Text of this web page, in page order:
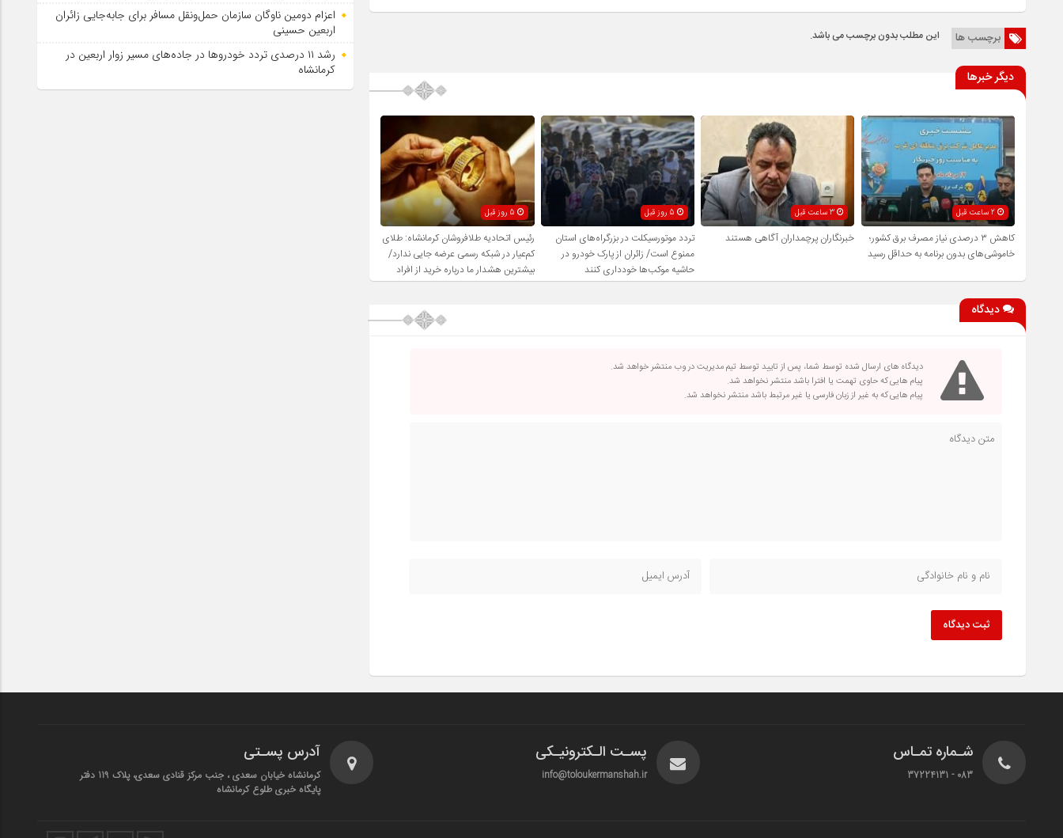
برچسب ها این مطلب بدون برچسب می باشد.
دیگر خبرها
2 ساعت قبل
کاهش ۳ درصدی نیاز مصرف برق کشور؛
خاموشی‌های بدون برنامه به حداقل رسید
3 ساعت قبل
خبرنگاران پرچمداران آگاهی هستند
تردد موتورسیکلت در بزرگراه‌های استان
ممنوع است/ زائران از پارک خودرو در
حاشیه موکب‌ها خودداری کنند
رئیس اتحادیه طلافروشان کرمانشاه: طلای
کم‌عیار در شبکه رسمی عرضه جایی ندارد/
بیشترین هشدار ما درباره خرید از افراد
فاقد صلاحیت است
دیدگاه
دیدگاه های ارسال شده توسط شما، پس از تایید توسط تیم مدیریت در وب منتشر خواهد شد.
پیام هایی که حاوی تهمت یا افترا باشد منتشر نخواهد شد.
پیام هایی که به غیر از زبان فارسی یا غیر مرتبط باشد منتشر نخواهد شد.
ثبت دیدگاه
اعزام دومین ناوگان سازمان حمل‌ونقل مسافر برای جابه‌جایی زائران
اربعین حسینی
رشد ۱۱ درصدی تردد خودروها در جاده‌های مسیر زوار اربعین در
کرمانشاه
شـماره تمـاس
083 - 37224131
پسـت الـکترونیـکی
info@toloukermanshah.ir
آدرس پسـتی
کرمانشاه خیابان سعدی ، جنب مرکز قنادی سعدی، پلاک 119 دفتر
پایگاه خبری طلوع کرمانشاه